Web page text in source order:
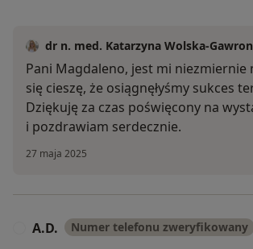
dr n. med. Katarzyna Wolska-Gawron
Pani Magdaleno, jest mi niezmiernie
się cieszę, że osiągnęłyśmy sukces
Dziękuję za czas poświęcony na
i pozdrawiam serdecznie.
27 maja 2025
A.D. Numer telefonu zweryfikowany